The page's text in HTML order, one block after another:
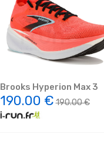
Brooks Hyperion Max 3
190.00 € 190.00 €